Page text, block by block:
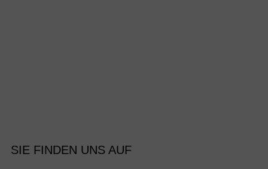
SIE FINDEN UNS AUF